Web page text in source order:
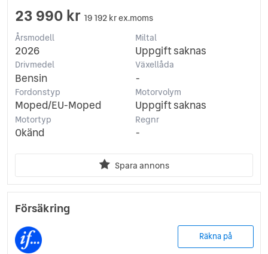
23 990 kr 19 192 kr ex.moms
Årsmodell
2026
Miltal
Uppgift saknas
Drivmedel
Bensin
Växellåda
-
Fordonstyp
Moped/EU-Moped
Motorvolym
Uppgift saknas
Motortyp
Okänd
Regnr
-
Spara annons
Försäkring
Räkna på